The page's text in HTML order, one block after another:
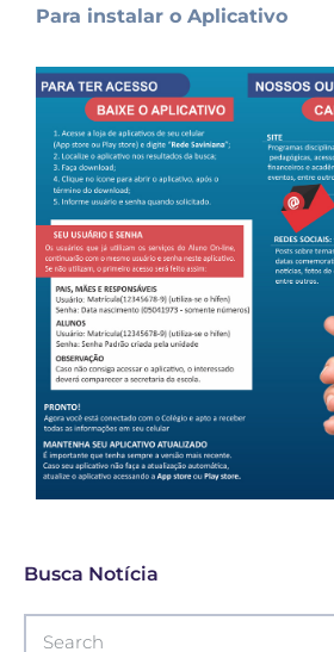
Para instalar o Aplicativo
Busca Notícia